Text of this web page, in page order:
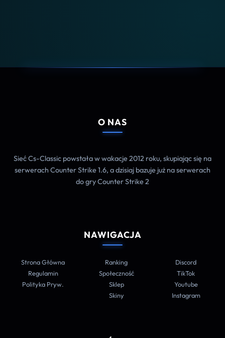
O NAS
Sieć Cs-Classic powstała w wakacje 2012 roku, skupiając się na
serwerach Counter Strike 1.6, a dzisiaj bazuje już na serwerach
do gry Counter Strike 2
NAWIGACJA
Strona Główna
Regulamin
Polityka Pryw.
Ranking
Społeczność
Sklep
Skiny
Discord
TikTok
Youtube
Instagram